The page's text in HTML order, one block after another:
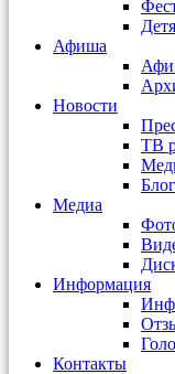
Афиша
Новости
ТВ
Блог
Медиа
Информация
Контакты